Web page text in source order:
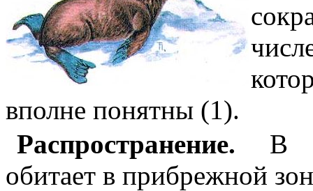
вполне понятны (1).
Распространение. В
обитает в прибрежной